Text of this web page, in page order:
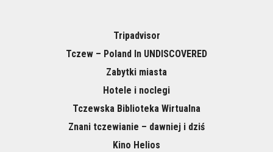
Tripadvisor
Tczew – Poland In UNDISCOVERED
Zabytki miasta
Hotele i noclegi
Tczewska Biblioteka Wirtualna
Znani tczewianie – dawniej i dziś
Kino Helios